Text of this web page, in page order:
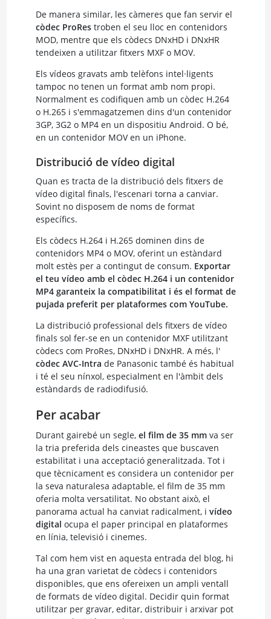
De manera similar, les càmeres que fan servir el
còdec ProRestroben el seu lloc en contenidors
MOD, mentre que els còdecs DNxHD i DNxHR
tendeixen a utilitzar fitxers MXF o MOV.
Els vídeos gravats amb telèfons intel·ligents
tampoc no tenen un format amb nom propi.
Normalment es codifiquen amb un còdec H.264
o H.265 i s'emmagatzemen dins d'un contenidor
3GP, 3G2 o MP4 en un dispositiu Android. O bé,
en un contenidor MOV en un iPhone.
Distribució de vídeo digital
Quan es tracta de la distribució dels fitxers de
vídeo digital finals, l'escenari torna a canviar.
Sovint no disposem de noms de format
específics.
Els còdecs H.264 i H.265 dominen dins de
contenidors MP4 o MOV, oferint un estàndard
molt estès per a contingut de consum. Exportar
el teu vídeo amb el còdec H.264 i un contenidor
MP4 garanteix la compatibilitat i és el format de
pujada preferit per plataformes com YouTube.
La distribució professional dels fitxers de vídeo
finals sol fer-se en un contenidor MXF utilitzant
còdecs com ProRes, DNxHD i DNxHR. A més, l'
còdec AVC-Intra de Panasonic també és habitual
i té el seu nínxol, especialment en l'àmbit dels
estàndards de radiodifusió.
Per acabar
Durant gairebé un segle, el film de 35 mmva ser
la tria preferida dels cineastes que buscaven
estabilitat i una acceptació generalitzada. Tot i
que tècnicament es considera un contenidor per
la seva naturalesa adaptable, el film de 35 mm
oferia molta versatilitat. No obstant això, el
panorama actual ha canviat radicalment, i vídeo
digital ocupa el paper principal en plataformes
en línia, televisió i cinemes.
Tal com hem vist en aquesta entrada del blog, hi
ha una gran varietat de còdecs i contenidors
disponibles, que ens ofereixen un ampli ventall
de formats de vídeo digital. Decidir quin format
utilitzar per gravar, editar, distribuir i arxivar pot